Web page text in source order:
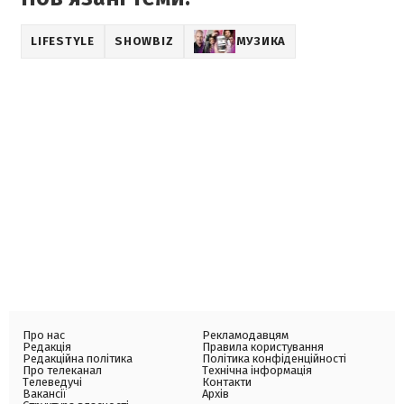
LIFESTYLE SHOWBIZ МУЗИКА
Про нас
Редакція
Редакційна політика
Про телеканал
Телеведучі
Вакансії
Рекламодавцям
Правила користування
Політика конфіденційності
Технічна інформація
Контакти
Архів